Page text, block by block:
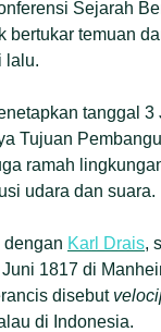
Sejarah
temuan
lalu.
tanggal
Tujuan
ramah
udara dan suara.
dengan Karl Drais,
1817 di
disebut
di Indonesia.